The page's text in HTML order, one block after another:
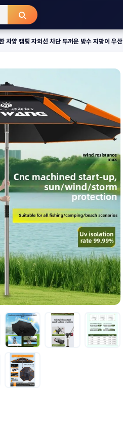
차양 캠핑 자외선 차단 두꺼운 방수 지팡이 우산